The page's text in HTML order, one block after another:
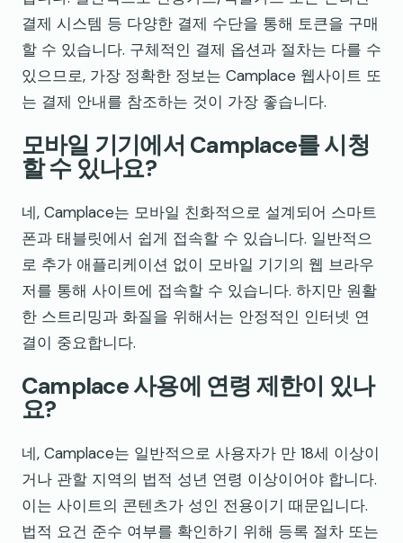
결제 시스템 등 다양한 결제 수단을 통해 토큰을 구매
할 수 있습니다. 구체적인 결제 옵션과 절차는 다를 수
있으므로, 가장 정확한 정보는 Camplace 웹사이트 또
는 결제 안내를 참조하는 것이 가장 좋습니다.
모바일 기기에서 Camplace를 시청
할 수 있나요?
네, Camplace는 모바일 친화적으로 설계되어 스마트
폰과 태블릿에서 쉽게 접속할 수 있습니다. 일반적으
로 추가 애플리케이션 없이 모바일 기기의 웹 브라우
저를 통해 사이트에 접속할 수 있습니다. 하지만 원활
한 스트리밍과 화질을 위해서는 안정적인 인터넷 연
결이 중요합니다.
Camplace 사용에 연령 제한이 있나
요?
네, Camplace는 일반적으로 사용자가 만 18세 이상이
거나 관할 지역의 법적 성년 연령 이상이어야 합니다.
이는 사이트의 콘텐츠가 성인 전용이기 때문입니다.
법적 요건 준수 여부를 확인하기 위해 등록 절차 또는